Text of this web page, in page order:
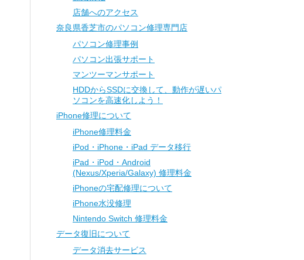
店舗へのアクセス
奈良県香芝市のパソコン修理専門店
パソコン修理事例
パソコン出張サポート
マンツーマンサポート
HDDからSSDに交換して、動作が遅いパ
ソコンを高速化しよう！
iPhone修理について
iPhone修理料金
iPod・iPhone・iPad データ移行
iPad・iPod・Android
(Nexus/Xperia/Galaxy) 修理料金
iPhoneの宅配修理について
iPhone水没修理
Nintendo Switch 修理料金
データ復旧について
データ消去サービス